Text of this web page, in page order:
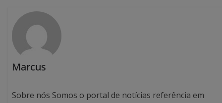
Marcus
Sobre nós Somos o portal de notícias referência em